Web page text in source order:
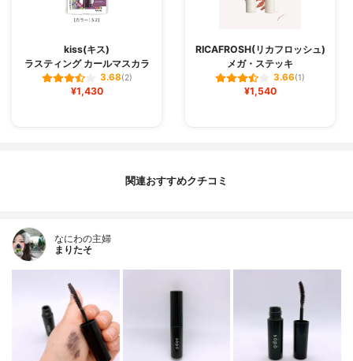
kiss(キス)
ラスティング カールマスカラ
3.68(2)
¥1,430
RICAFROSH(リカフロッシュ)
メガ・ステッキ
3.66(1)
¥1,540
関連おすすめクチコミ
なにわの主婦
まりたそ